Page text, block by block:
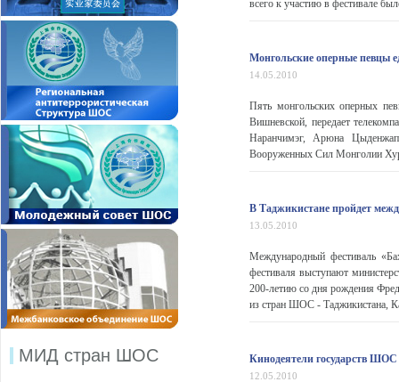
МИД стран ШОС
всего к участию в фестивале
Монгольские оперные певцы
14.05.2010
Пять монгольских оперных
Вишневской, передает
Наранчимэг, Арюна
Вооруженных Сил Монголии
В Таджикистане пройдет
13.05.2010
Международный фестиваль
фестиваля выступают
200-летию со дня рождения
из стран ШОС - Таджикистана,
Кинодеятели государств
12.05.2010